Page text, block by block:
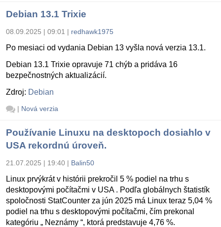
Debian 13.1 Trixie
08.09.2025 | 09:01 | redhawk1975
Po mesiaci od vydania Debian 13 vyšla nová verzia 13.1.
Debian 13.1 Trixie opravuje 71 chýb a pridáva 16
bezpečnostných aktualizácií.
Zdroj: Debian
| Nová verzia
Používanie Linuxu na desktopoch dosiahlo v
USA rekordnú úroveň.
21.07.2025 | 19:40 | Balin50
Linux prvýkrát v histórii prekročil 5 % podiel na trhu s
desktopovými počítačmi v USA . Podľa globálnych štatistík
spoločnosti StatCounter za jún 2025 má Linux teraz 5,04 %
podiel na trhu s desktopovými počítačmi, čím prekonal
kategóriu „ Neznámy “, ktorá predstavuje 4,76 %.